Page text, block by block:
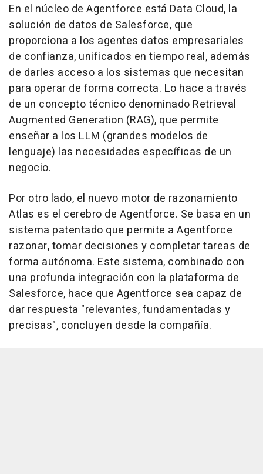
En el núcleo de Agentforce está Data Cloud, la
solución de datos de Salesforce, que
proporciona a los agentes datos empresariales
de confianza, unificados en tiempo real, además
de darles acceso a los sistemas que necesitan
para operar de forma correcta. Lo hace a través
de un concepto técnico denominado Retrieval
Augmented Generation (RAG), que permite
enseñar a los LLM (grandes modelos de
lenguaje) las necesidades específicas de un
negocio.
Por otro lado, el nuevo motor de razonamiento
Atlas es el cerebro de Agentforce. Se basa en un
sistema patentado que permite a Agentforce
razonar, tomar decisiones y completar tareas de
forma autónoma. Este sistema, combinado con
una profunda integración con la plataforma de
Salesforce, hace que Agentforce sea capaz de
dar respuesta "relevantes, fundamentadas y
precisas", concluyen desde la compañía.